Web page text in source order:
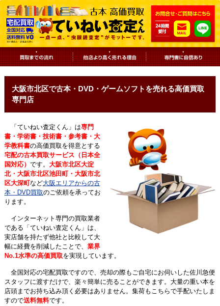
大阪市北区で古本・DVD・ゲームソフトを売れる高価買取
専門店
「ていねい査定くん」は専門
書・学術書・技術書・参考書・大
学教科書の高価買取を得意とする
宅配の古本買取サービス（日本全
国対応） です。 大阪市北区大淀
北・大阪市北区池田町・大阪市北
区大深町など大阪エリアからの古
本・DVD買取のご依頼を承ってお
ります。
インターネット専門の買取業者
である「ていねい査定くん」は、
実店舗を持たず他社と比較して大
幅に経費を削減したことで、 業界
No.1水準の高価買取を実現しています。
全国対応の宅配買取ですので、売却の際もご自宅にお伺いした佐川急便
スタッフに渡すだけで、楽々簡単に売ることができます。大量の重い本を
店頭までお持ち込み頂く必要はありません。集荷もこちらで手配いたしま
すので送料無料です。